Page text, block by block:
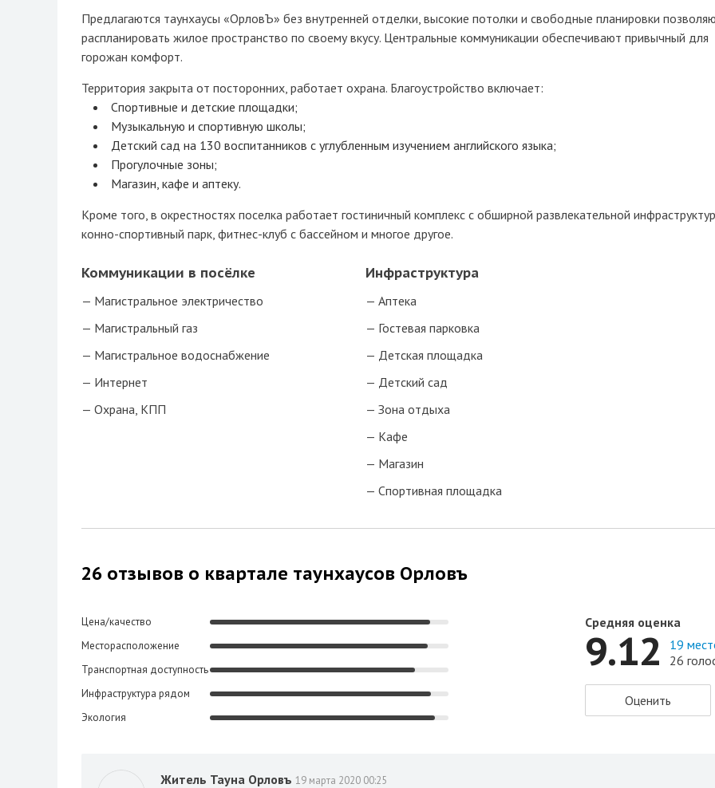
Предлагаются таунхаусы «ОрловЪ» без внутренней отделки, высокие потолки и свободные планировки
распланировать жилое пространство по своему вкусу. Центральные коммуникации обеспечивают привычный для
горожан комфорт.
Территория закрыта от посторонних, работает охрана. Благоустройство включает:
Спортивные и детские площадки;
Музыкальную и спортивную школы;
Детский сад на 130 воспитанников с углубленным изучением английского языка;
Прогулочные зоны;
Магазин, кафе и аптеку.
Кроме того, в окрестностях поселка работает гостиничный комплекс с обширной развлекательной
конно-спортивный парк, фитнес-клуб с бассейном и многое другое.
Коммуникации в посёлке
Магистральное электричество
Магистральный газ
Магистральное водоснабжение
Интернет
Охрана, КПП
Инфраструктура
Аптека
Гостевая парковка
Детская площадка
Детский сад
Зона отдыха
Кафе
Магазин
Спортивная площадка
26 отзывов о квартале таунхаусов Орловъ
Цена/качество
Месторасположение
Транспортная доступность
Инфраструктура рядом
Экология
Средняя оценка
9.12
19
26
Оценить
Житель Тауна Орловъ 19 марта 2020 00:25